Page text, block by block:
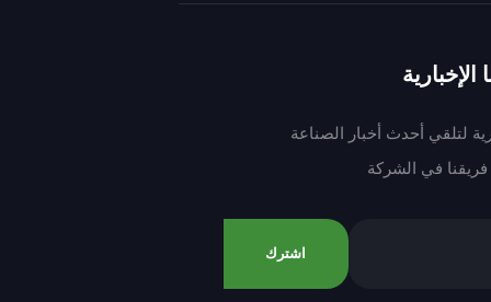
لتلقي أحدث أخبار الصناعة
في الشركة
اشترك